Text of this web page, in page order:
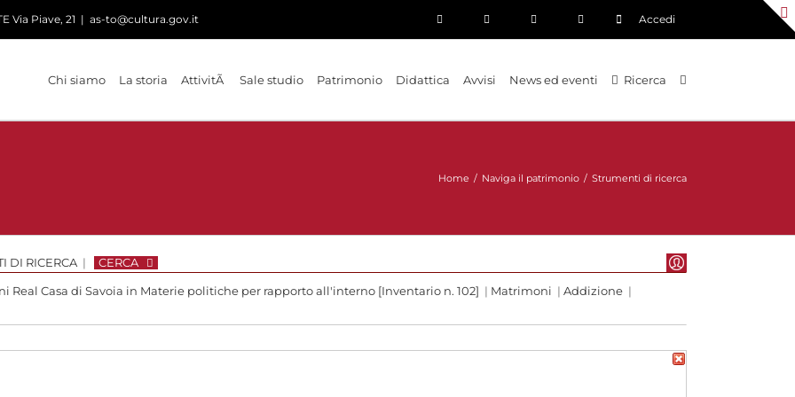
Via Piave, 21 | as-to@cultura.gov.it Accedi
Chi siamo La storia AttivitÃ Sale studio Patrimonio Didattica Avvisi News ed eventi Ricerca
Home / Naviga il patrimonio / Strumenti di ricerca
DI RICERCA | CERCA
Real Casa di Savoia in Materie politiche per rapporto all'interno [Inventario n. 102] | Matrimoni | Addizione |